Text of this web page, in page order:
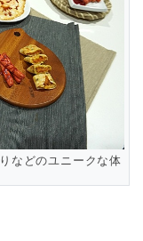
などのユニークな体